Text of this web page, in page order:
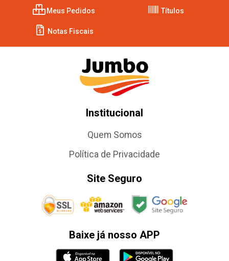
Meus Pedidos Títulos
Notas Fiscais
Institucional
Quem Somos
Política de Privacidade
Site Seguro
Baixe já nosso APP